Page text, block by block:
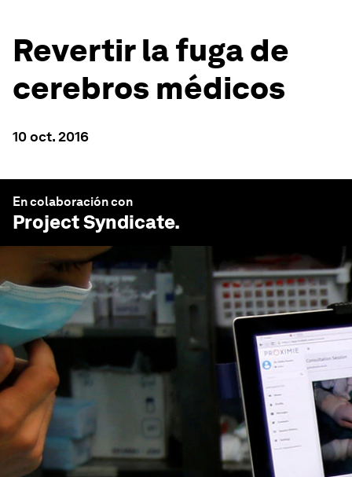
Revertir la fuga de
cerebros médicos
10 oct. 2016
En colaboración con
Project Syndicate.